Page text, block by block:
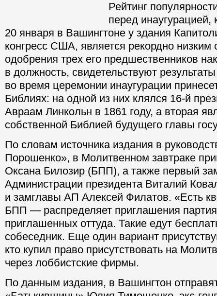
Рейтинг
перед инаугурацией,
20 января в
Капитолия, где
является рекордно
рейтингов одобрения
предшественников
в должность, свидетельствуют
во время церемонии инаугурации
Библиях: на одной из них клялся 16-й
Авраам Линкольн в 1861 году, а вторая
собственной Библией будущего главы
По словам источника издания в
Порошенко», в Молитвенном завтраке
Оксана Билозир (БПП), а также первый
Администрации президента Виталий
и замглавы АП Алексей Филатов. «Есть
БПП — распределяет приглашения
приглашенных оттуда. Такие едут
собеседник. Еще один вариант
кто купил право присутствовать на
через лоббистские фирмы.